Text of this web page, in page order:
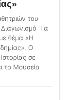
του
‘Τα
θέμα «Η
Ο
σε
το Μουσείο